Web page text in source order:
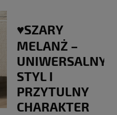
♥️SZARY
MELANŻ –
UNIWERSALNY
STYL I
PRZYTULNY
CHARAKTER